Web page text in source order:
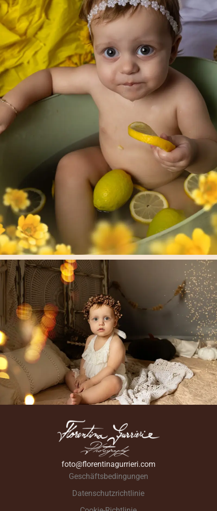
foto@florentinagurrieri.com
Geschäftsbedingungen
Datenschutzrichtlinie